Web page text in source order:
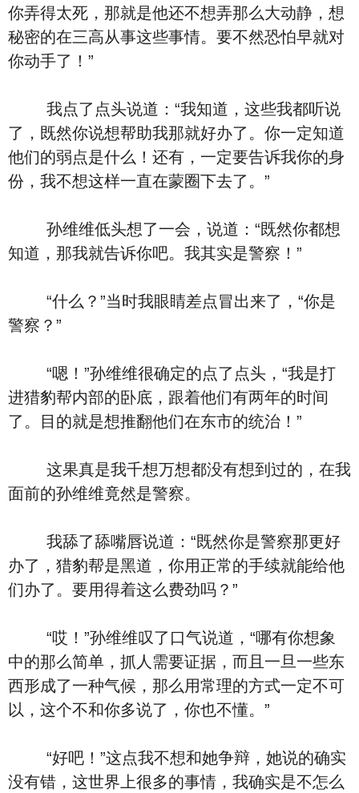
你弄得太死，那就是他还不想弄那么大动静，想
秘密的在三高从事这些事情。要不然恐怕早就对
你动手了！”
我点了点头说道：“我知道，这些我都听说
了，既然你说想帮助我那就好办了。你一定知道
他们的弱点是什么！还有，一定要告诉我你的身
份，我不想这样一直在蒙圈下去了。”
孙维维低头想了一会，说道：“既然你都想
知道，那我就告诉你吧。我其实是警察！”
“什么？”当时我眼睛差点冒出来了，“你是
警察？”
“嗯！”孙维维很确定的点了点头，“我是打
进猎豹帮内部的卧底，跟着他们有两年的时间
了。目的就是想推翻他们在东市的统治！”
这果真是我千想万想都没有想到过的，在我
面前的孙维维竟然是警察。
我舔了舔嘴唇说道：“既然你是警察那更好
办了，猎豹帮是黑道，你用正常的手续就能给他
们办了。要用得着这么费劲吗？”
“哎！”孙维维叹了口气说道，“哪有你想象
中的那么简单，抓人需要证据，而且一旦一些东
西形成了一种气候，那么用常理的方式一定不可
以，这个不和你多说了，你也不懂。”
“好吧！”这点我不想和她争辩，她说的确实
没有错，这世界上很多的事情，我确实是不怎么